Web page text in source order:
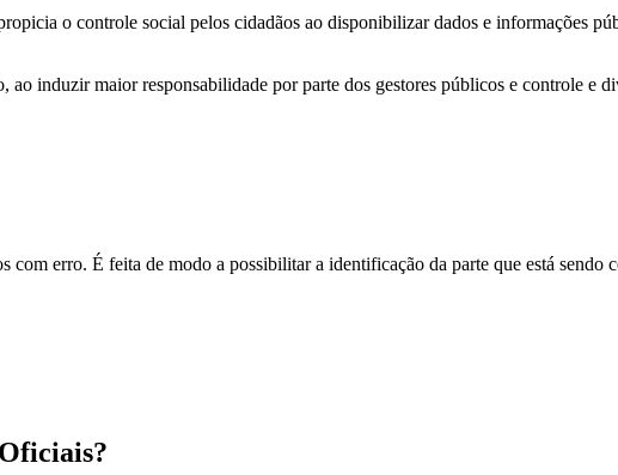
o controle social pelos cidadãos ao disponibilizar dados e informações
induzir maior responsabilidade por parte dos gestores públicos e controle e
com erro. É feita de modo a possibilitar a identificação da parte que está